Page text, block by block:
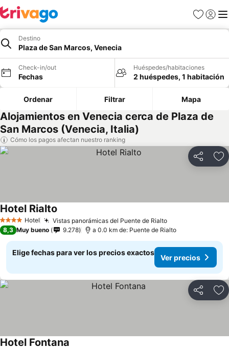
Favoritos
Iniciar
Destino
Plaza de San Marcos, Venecia
Check-in/out
Fechas
Huéspedes/habitaciones
2 huéspedes, 1 habitación
Ordenar Filtrar Mapa
Alojamientos en Venecia cerca de Plaza de
San Marcos (Venecia, Italia)
Cómo los pagos afectan nuestro ranking
Compartir
4 EstrellasHotel Vistas panorámicas del Puente de Rialto
Hotel Rialto
8,3 Muy bueno 9.278 a 0.0 km de: Puente de Rialto
Elige fechas para ver los precios exactos
Ver precios
Compartir
Hotel Fontana